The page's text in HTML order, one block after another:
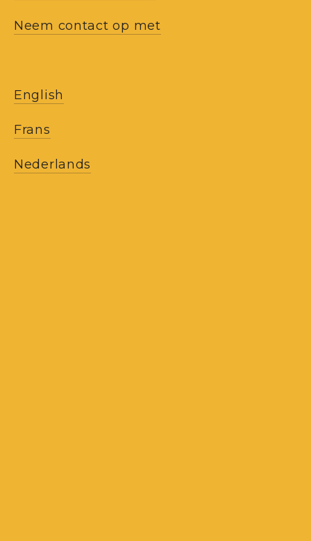
Neem contact op met
English
Frans
Nederlands